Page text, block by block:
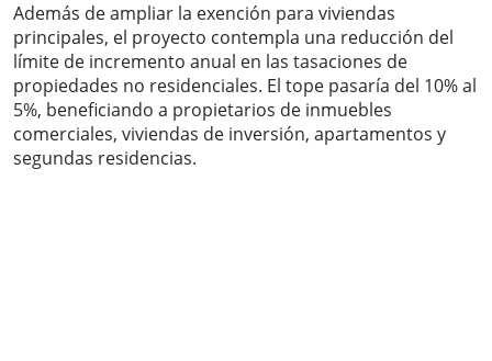
Además de ampliar la exención para viviendas
principales, el proyecto contempla una reducción del
límite de incremento anual en las tasaciones de
propiedades no residenciales. El tope pasaría del 10% al
5%, beneficiando a propietarios de inmuebles
comerciales, viviendas de inversión, apartamentos y
segundas residencias.